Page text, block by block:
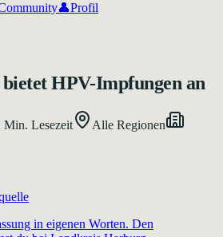
👤Profil
HPV-Impfungen an
Min. Lesezeit
Alle Regionen
in eigenen Worten. Den